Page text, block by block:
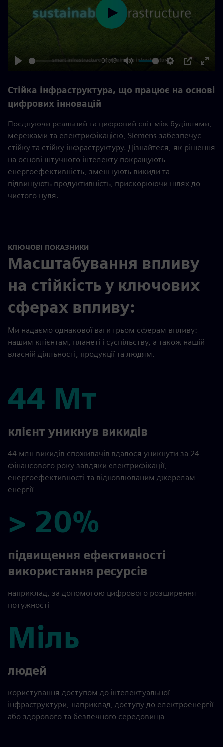
01:49
Play
Стійка інфраструктура, що працює на основі
цифрових інновацій
Поєднуючи реальний та цифровий світ між будівлями,
мережами та електрифікацією, Siemens забезпечує
стійку та стійку інфраструктуру. Дізнайтеся, як рішення
на основі штучного інтелекту покращують
енергоефективність, зменшують викиди та
підвищують продуктивність, прискорюючи шлях до
чистого нуля.
КЛЮЧОВІ ПОКАЗНИКИ
Масштабування впливу
на стійкість у ключових
сферах впливу:
Ми надаємо однакової ваги трьом сферам впливу:
нашим клієнтам, планеті і суспільству, а також нашій
власній діяльності, продукції та людям.
44 Мт
44 Мт
клієнт уникнув викидів
44 млн викидів споживачів вдалося уникнути за 24
фінансового року завдяки електрифікації,
енергоефективності та відновлюваним джерелам
енергії
> 20%
> 20%
підвищення ефективності
використання ресурсів
наприклад, за допомогою цифрового розширення
потужності
Міль
Міль
людей
користування доступом до інтелектуальної
інфраструктури, наприклад, доступу до електроенергії
або здорового та безпечного середовища